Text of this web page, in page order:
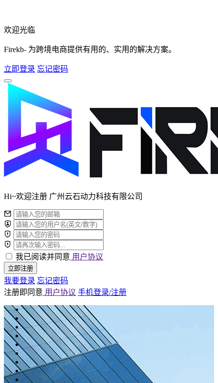
欢迎光临
Firekb- 为跨境电商提供有用的、实用的解决方案。
立即登录 忘记密码
Hi~欢迎注册 广州云石动力科技有限公司
我已阅读并同意 用户协议
立即注册
我要登录 忘记密码
注册即同意 用户协议 手机登录/注册